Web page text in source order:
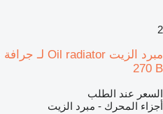
2
270 B
السعر عند الطلب
أجزاء المحرك - مبرد الزيت